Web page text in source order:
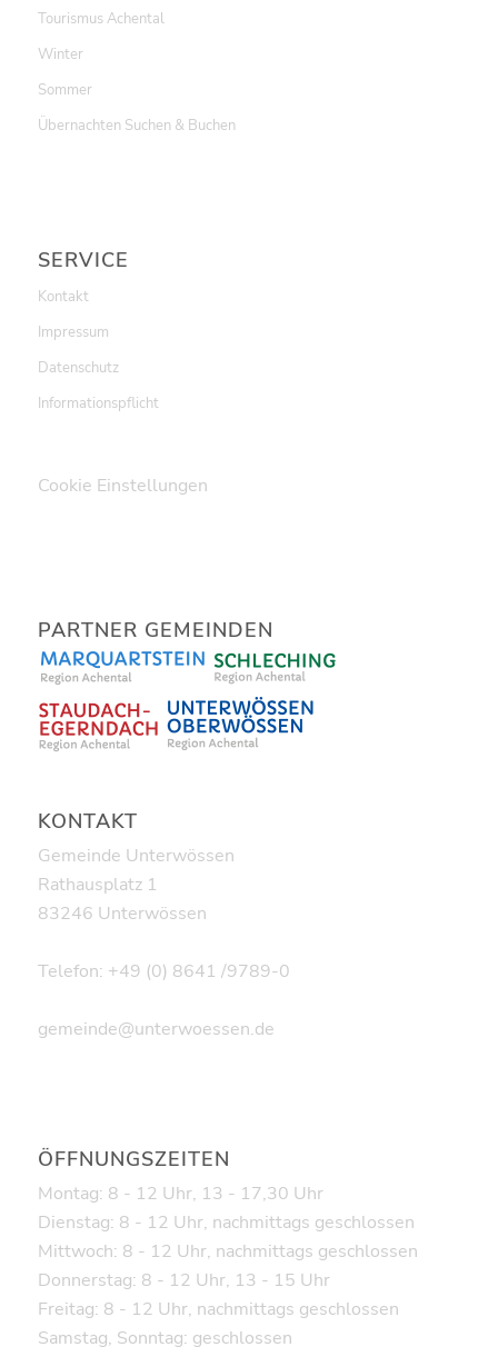
Tourismus Achental
Winter
Sommer
Übernachten Suchen & Buchen
SERVICE
Kontakt
Impressum
Datenschutz
Informationspflicht
Cookie Einstellungen
PARTNER GEMEINDEN
KONTAKT
Gemeinde Unterwössen
Rathausplatz 1
83246 Unterwössen
Telefon: +49 (0) 8641 /9789-0
gemeinde@unterwoessen.de
ÖFFNUNGSZEITEN
Montag: 8 - 12 Uhr, 13 - 17,30 Uhr
Dienstag: 8 - 12 Uhr, nachmittags geschlossen
Mittwoch: 8 - 12 Uhr, nachmittags geschlossen
Donnerstag: 8 - 12 Uhr, 13 - 15 Uhr
Freitag: 8 - 12 Uhr, nachmittags geschlossen
Samstag, Sonntag: geschlossen